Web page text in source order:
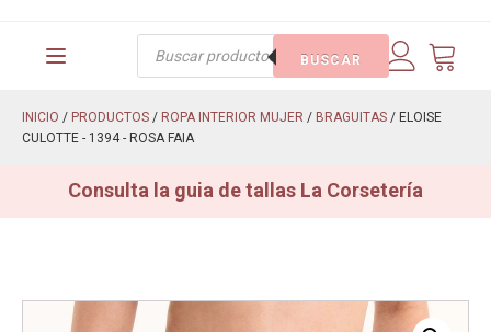
Búsqueda
BUSCAR
INICIO / PRODUCTOS / ROPA INTERIOR MUJER / BRAGUITAS / ELOISE
CULOTTE - 1394 - ROSA FAIA
Consulta la guia de tallas La Corsetería